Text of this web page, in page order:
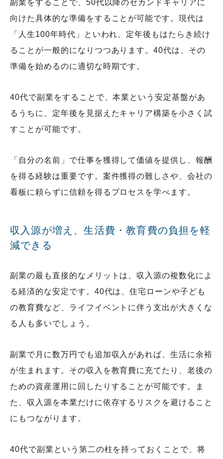
副業をすることで、50代以降のセカンドキャリアに
向けた具体的な準備をすることが可能です。現代は
「人生100年時代」といわれ、定年後もはたらき続け
ることが一般的になりつつあります。40代は、その
準備を始めるのに適切な時期です。
40代で副業をすることで、本業という安定基盤があ
るうちに、定年後を見据えたキャリア構築を小さく試
すことが可能です。
「自分の名前」で仕事を獲得して価値を提供し、報酬
を得る経験は重要です。案件獲得の難しさや、会社の
看板に頼らずに信頼を得るプロセスを学べます。
収入源が増え、生活費・教育費の負担を軽
減できる
副業の最も直接的なメリットは、収入源の複数化によ
る経済的な安定です。40代は、住宅ローンや子ども
の教育費など、ライフイベントに伴う支出が大きくな
る人も多いでしょう。
副業で月に数万円でも追加収入があれば、生活に余裕
が生まれます。その収入を教育費に充てたり、老後の
ための資産運用に回したりすることが可能です。ま
た、収入源を本業だけに依存するリスクを避けること
にもつながります。
40代で副業という第二の柱を持っておくことで、将